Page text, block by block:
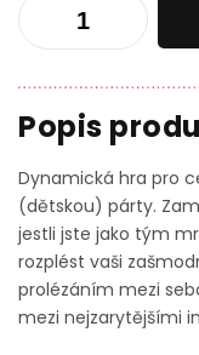
Dynamická hra pro
(dětskou) párty.
jestli jste jako tým
rozplést vaši
prolézáním mezi
mezi nejzarytějšími